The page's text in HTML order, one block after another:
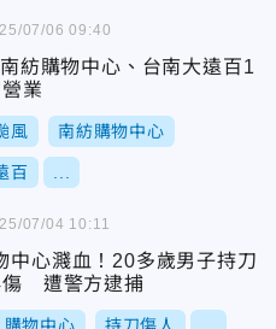
紡購物中心、台南大遠百1
業
風 南紡購物中心
百
07/06 09:40
中心濺血！20多歲男子持刀
傷 遭警方逮捕
07/04 10:11